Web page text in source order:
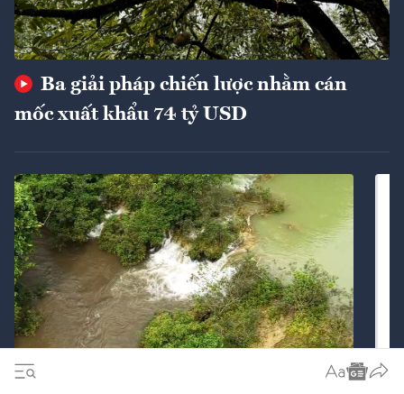
Ba giải pháp chiến lược nhằm cán
mốc xuất khẩu 74 tỷ USD